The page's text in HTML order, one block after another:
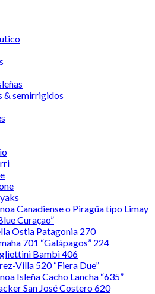
& semirrigidos
Canadiense o Piragüa tipo Limay
Curaçao”
Ostia Patagonia 270
701 “Galápagos” 224
Bambi 406
Villa 520 “Fiera Due”
Isleña Cacho Lancha “635”
San José Costero 620